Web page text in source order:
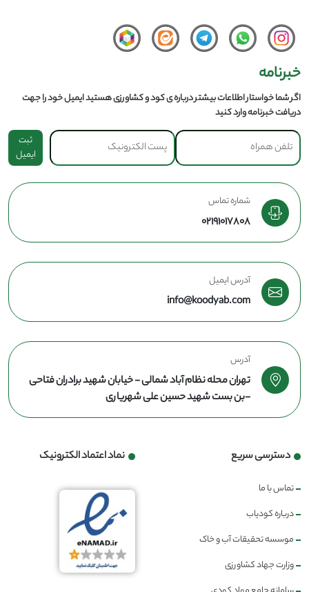
خبرنامه
اگر شما خواستار اطلاعات بیشتر درباره ی کود و کشاورزی هستید ایمیل خود را جهت
دریافت خبرنامه وارد کنید
ثبت
ایمیل
شماره تماس
02191017808
آدرس ایمیل
info@koodyab.com
آدرس
تهران محله نظام آباد شمالی - خیابان شهید برادران فتاحی
-بن بست شهید حسین علی شهریاری
دسترسی سریع
تماس با ما
درباره کودیاب
موسسه تحقیقات آب و خاک
وزارت جهاد کشاورزی
نماد اعتماد الکترونیک